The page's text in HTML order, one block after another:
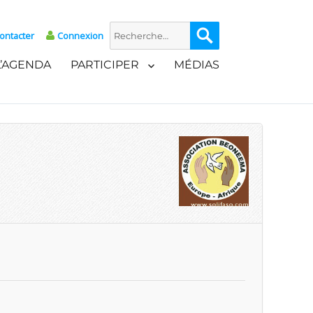
Connexion
Recherche
pour :
PARTICIPER MÉDIAS